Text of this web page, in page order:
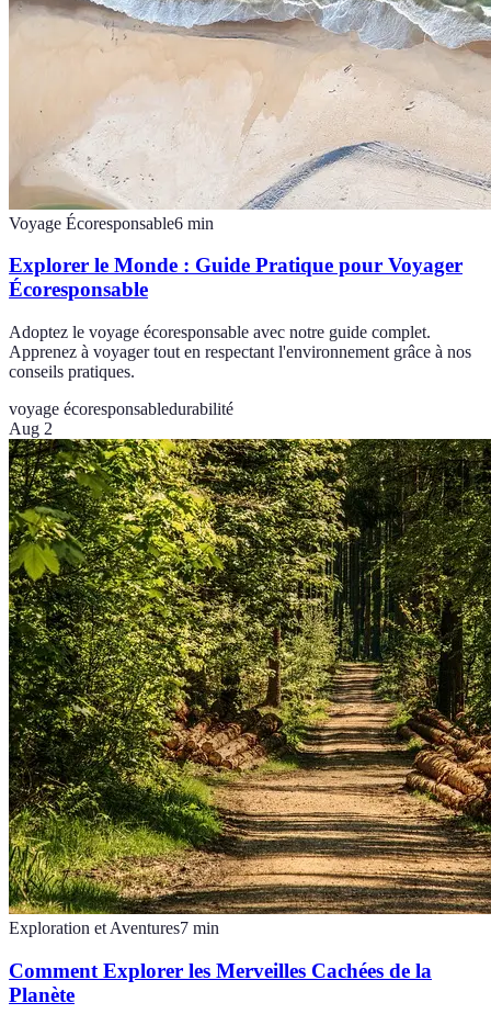
Voyage Écoresponsable6 min
Explorer le Monde : Guide Pratique pour Voyager
Écoresponsable
Adoptez le voyage écoresponsable avec notre guide complet.
Apprenez à voyager tout en respectant l'environnement grâce à nos
conseils pratiques.
voyage écoresponsabledurabilité
Aug 2
Exploration et Aventures7 min
Comment Explorer les Merveilles Cachées de la
Planète